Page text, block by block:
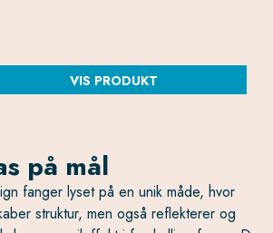
VIS PRODUKT
på mål
fanger lyset på en unik måde, hvor
struktur, men også reflekterer og